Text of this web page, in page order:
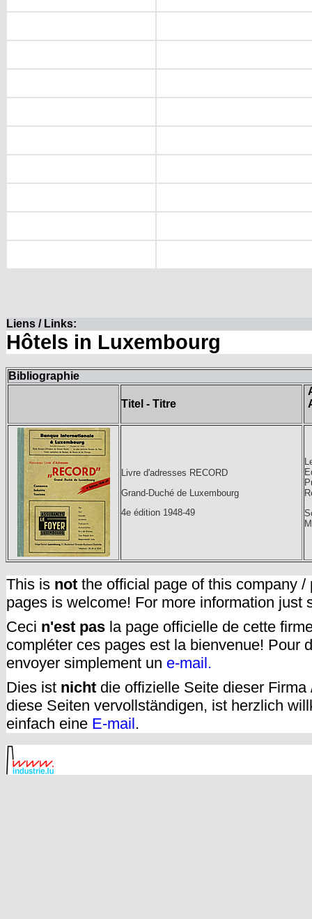
Liens / Links:
Hôtels in Luxembourg
Bibliographie
Titel - Titre
Livre d'adresses RECORD
Grand-Duché de Luxembourg
4e édition 1948-49
This is not the official page of this company
pages is welcome! For more information just
Ceci n'est pas la page officielle de cette
compléter ces pages est la bienvenue! Pour
envoyer simplement un e-mail.
Dies ist nicht die offizielle Seite dieser
diese Seiten vervollständigen, ist herzlich
einfach eine E-mail .